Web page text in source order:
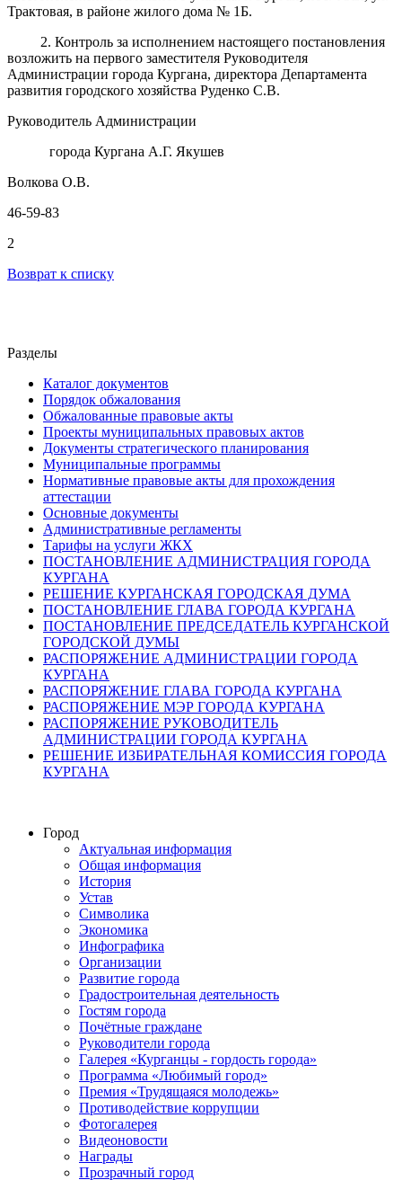
Трактовая, в районе жилого дома № 1Б.
2. Контроль за исполнением настоящего постановления
возложить на первого заместителя Руководителя
Администрации города Кургана, директора Департамента
развития городского хозяйства Руденко С.В.
Руководитель Администрации
города Кургана А.Г. Якушев
Волкова О.В.
46-59-83
2
Возврат к списку
Разделы
Каталог документов
Порядок обжалования
Обжалованные правовые акты
Проекты муниципальных правовых актов
Документы стратегического планирования
Муниципальные программы
Нормативные правовые акты для прохождения
аттестации
Основные документы
Административные регламенты
Тарифы на услуги ЖКХ
ПОСТАНОВЛЕНИЕ АДМИНИСТРАЦИЯ ГОРОДА
КУРГАНА
РЕШЕНИЕ КУРГАНСКАЯ ГОРОДСКАЯ ДУМА
ПОСТАНОВЛЕНИЕ ГЛАВА ГОРОДА КУРГАНА
ПОСТАНОВЛЕНИЕ ПРЕДСЕДАТЕЛЬ КУРГАНСКОЙ
ГОРОДСКОЙ ДУМЫ
РАСПОРЯЖЕНИЕ АДМИНИСТРАЦИИ ГОРОДА
КУРГАНА
РАСПОРЯЖЕНИЕ ГЛАВА ГОРОДА КУРГАНА
РАСПОРЯЖЕНИЕ МЭР ГОРОДА КУРГАНА
РАСПОРЯЖЕНИЕ РУКОВОДИТЕЛЬ
АДМИНИСТРАЦИИ ГОРОДА КУРГАНА
РЕШЕНИЕ ИЗБИРАТЕЛЬНАЯ КОМИССИЯ ГОРОДА
КУРГАНА
Город
Актуальная информация
Общая информация
История
Устав
Символика
Экономика
Инфографика
Организации
Развитие города
Градостроительная деятельность
Гостям города
Почётные граждане
Руководители города
Галерея «Курганцы - гордость города»
Программа «Любимый город»
Премия «Трудящаяся молодежь»
Противодействие коррупции
Фотогалерея
Видеоновости
Награды
Прозрачный город